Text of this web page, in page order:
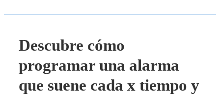
Descubre cómo
programar una alarma
que suene cada x tiempo y